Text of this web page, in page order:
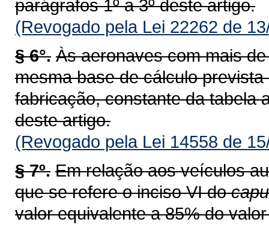
parágrafos 1º a 3º deste artigo.
(Revogado pela Lei 22262 de
§ 6°. Às aeronaves com mais
mesma base de cálculo
fabricação, constante da tabela
deste artigo.
(Revogado pela Lei 14558 de
§ 7º. Em relação aos veículos
que se refere o inciso VI do
valor equivalente a 85% do